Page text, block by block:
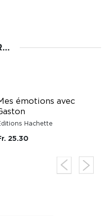
émotions avec
Hachette
25.30